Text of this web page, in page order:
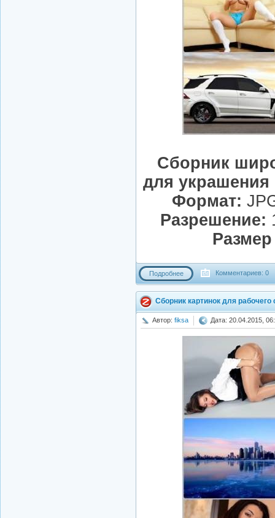
Сборник
для украшения
Формат:
Разрешение:
Подробнее Комментариев: 0
Сборник картинок для
Автор: fiksa Дата: 20.04.2015,